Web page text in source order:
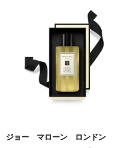
ジョー マローン ロンドン